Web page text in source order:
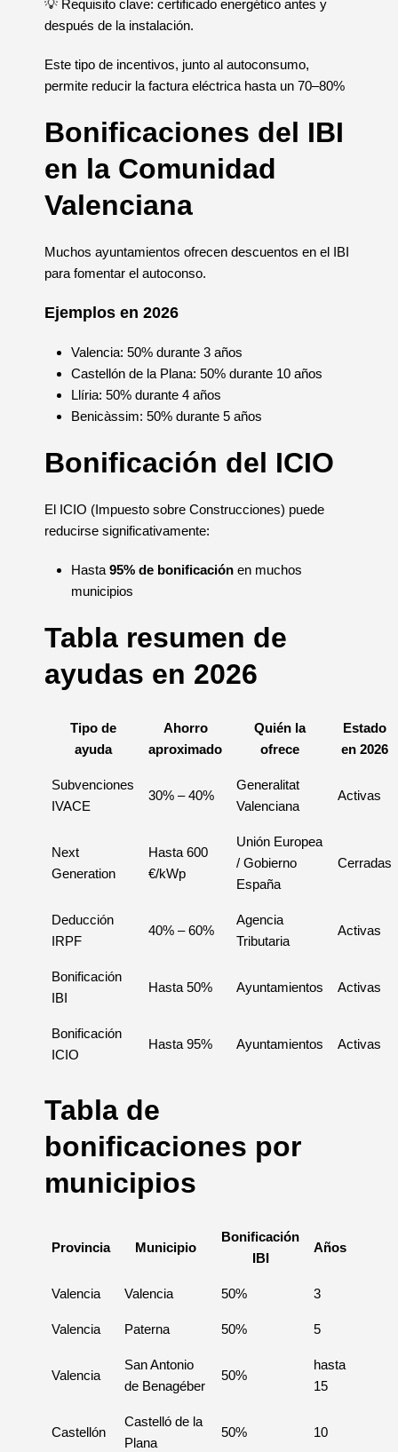
💡 Requisito clave: certificado energético antes y
después de la instalación.
Este tipo de incentivos, junto al autoconsumo,
permite reducir la factura eléctrica hasta un 70–80%
Bonificaciones del IBI
en la Comunidad
Valenciana
Muchos ayuntamientos ofrecen descuentos en el IBI
para fomentar el autoconso.
Ejemplos en 2026
Valencia: 50% durante 3 años
Castellón de la Plana: 50% durante 10 años
Llíria: 50% durante 4 años
Benicàssim: 50% durante 5 años
Bonificación del ICIO
El ICIO (Impuesto sobre Construcciones) puede
reducirse significativamente:
Hasta 95% de bonificación en muchos
municipios
Tabla resumen de
ayudas en 2026
Tipo de
ayuda
Ahorro
aproximado
Quién la
ofrece
Estado
en 2026
Subvenciones
IVACE
30% – 40%
Generalitat
Valenciana
Activas
Next
Generation
Hasta 600
€/kWp
Unión Europea
/ Gobierno
España
Cerradas
Deducción
IRPF
40% – 60%
Agencia
Tributaria
Activas
Bonificación
IBI
Hasta 50% Ayuntamientos Activas
Bonificación
ICIO
Hasta 95% Ayuntamientos Activas
Tabla de
bonificaciones por
municipios
Provincia Municipio
Bonificación
IBI
Años
Valencia Valencia 50% 3
Valencia Paterna 50% 5
Valencia
San Antonio
de Benagéber
50%
hasta
15
Castellón
Castelló de la
Plana
50% 10